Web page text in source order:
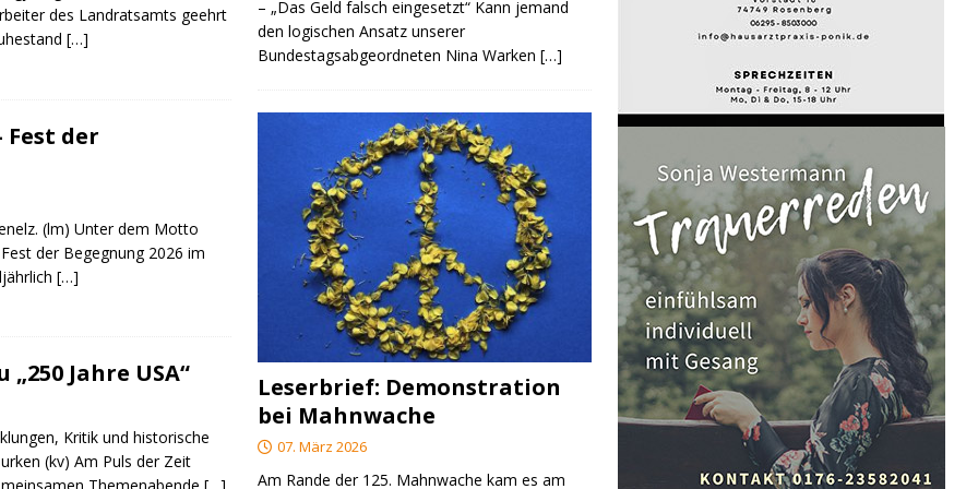
des Landratsamts geehrt
[…]
Fest der
(lm) Unter dem Motto
der Begegnung 2026 im
[…]
Jahre USA“
Kritik und historische
(kv) Am Puls der Zeit
– „Das Geld falsch eingesetzt“ Kann jemand
den logischen Ansatz unserer
Bundestagsabgeordneten Nina Warken[…]
Leserbrief: Demonstration
bei Mahnwache
07. März 2026
Am Rande der 125. Mahnwache kam es am